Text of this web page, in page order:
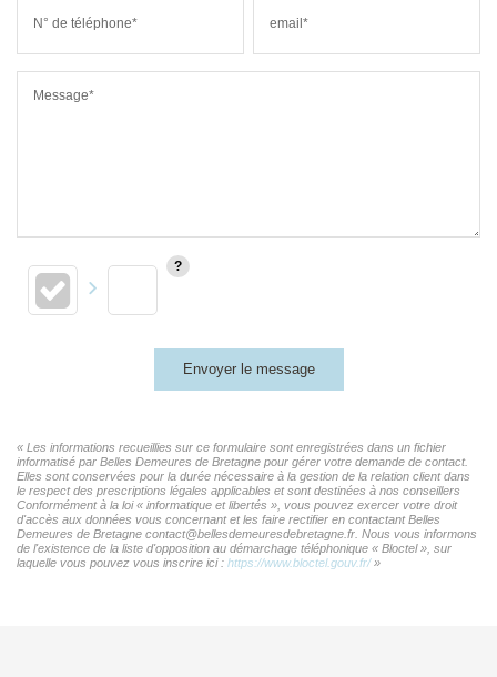
N° de téléphone* email*
Message*
Envoyer le message
« Les informations recueillies sur ce formulaire sont enregistrées dans un fichier
informatisé par Belles Demeures de Bretagne pour gérer votre demande de contact.
Elles sont conservées pour la durée nécessaire à la gestion de la relation client dans
le respect des prescriptions légales applicables et sont destinées à nos conseillers
Conformément à la loi « informatique et libertés », vous pouvez exercer votre droit
d'accès aux données vous concernant et les faire rectifier en contactant Belles
Demeures de Bretagne contact@bellesdemeuresdebretagne.fr. Nous vous informons
de l'existence de la liste d'opposition au démarchage téléphonique « Bloctel », sur
laquelle vous pouvez vous inscrire ici : https://www.bloctel.gouv.fr/»